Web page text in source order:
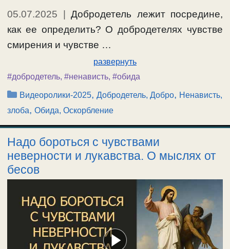
05.07.2025 | Добродетель лежит посредине,
как ее определить? О добродетелях чувстве
смирения и чувстве …
развернуть
#добродетель, #ненависть, #обида
Рубрики
Видеоролики-2025,Добродетель, Добро, Ненависть,
злоба, Обида, Оскорбление
Надо бороться с чувствами
неверности и лукавства. О мыслях от
бесов